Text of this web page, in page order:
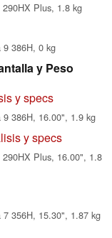
Plus, 1.8 kg
9 386H, 0 kg
y Peso
y specs
386H, 16.00", 1.9 kg
y specs
Plus, 16.00", 1.8
356H, 15.30", 1.87 kg